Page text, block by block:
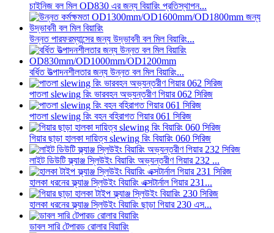
চাইনিজ বল মিল OD830 এর জন্য বিয়ারিং প্রতিস্থাপন...
উন্নত পারফরম্যান্সের জন্য উদ্ভাবনী বল মিল বিয়ারিং...
বর্ধিত উত্পাদনশীলতার জন্য উন্নত বল মিল বিয়ারিং...
পাতলা slewing রিং ভারবহন অভ্যন্তরীণ গিয়ার 062 সিরিজ
পাতলা slewing রিং বহন বহিরাগত গিয়ার 061 সিরিজ
গিয়ার ছাড়া হালকা দায়িত্ব slewing রিং বিয়ারিং 060 সিরিজ
লাইট ডিউটি ​​ফ্ল্যাঞ্জ স্লিউইং বিয়ারিং অভ্যন্তরীণ গিয়ার 232 ...
হালকা ধরনের ফ্ল্যাঞ্জ স্লিউইং বিয়ারিং এক্সটার্নাল গিয়ার 231...
হালকা ধরনের ফ্ল্যাঞ্জ স্লিউইং বিয়ারিং ছাড়া গিয়ার 230 এস...
ডাবল সারি টেপারড রোলার বিয়ারিং